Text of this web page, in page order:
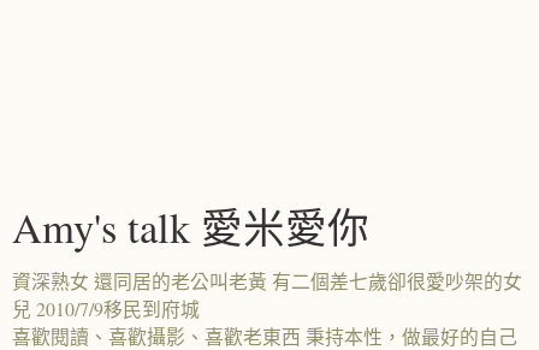
Amy's talk 愛米愛你
資深熟女 還同居的老公叫老黃 有二個差七歲卻很愛吵架的女
兒 2010/7/9移民到府城
喜歡閱讀、喜歡攝影、喜歡老東西 秉持本性，做最好的自己